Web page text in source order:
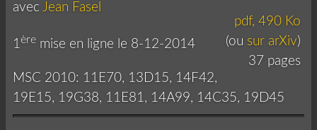
pdf, 490 Ko
(ou sur arXiv)
37 pages
avec Jean Fasel
1ère mise en ligne le 8-12-2014
MSC 2010: 11E70, 13D15, 14F42,
19E15, 19G38, 11E81, 14A99, 14C35, 19D45